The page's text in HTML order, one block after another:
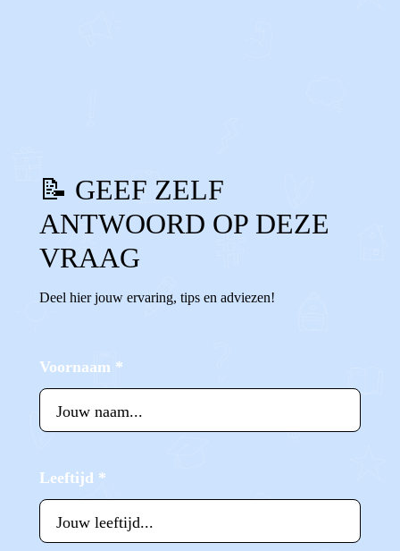
📝 GEEF ZELF
ANTWOORD OP DEZE
VRAAG
Deel hier jouw ervaring, tips en adviezen!
Voornaam *
Leeftijd *